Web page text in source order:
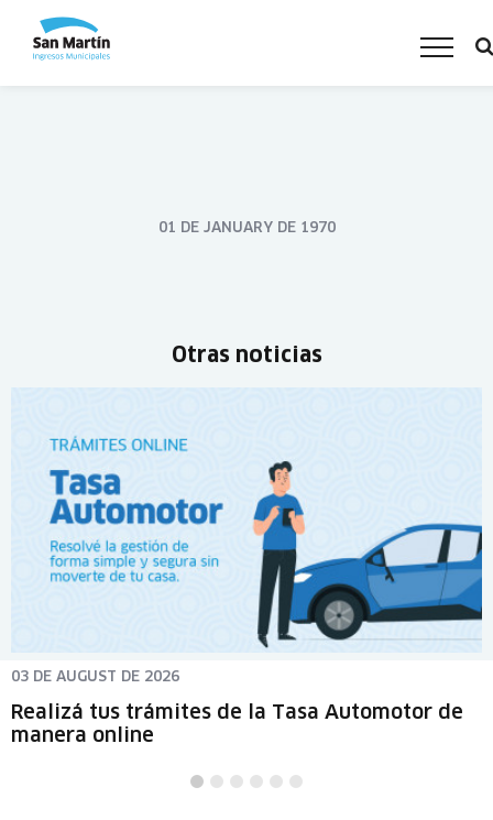
01 DE JANUARY DE 1970
Otras noticias
03 DE AUGUST DE 2026
Realizá tus trámites de la Tasa Automotor de
manera online